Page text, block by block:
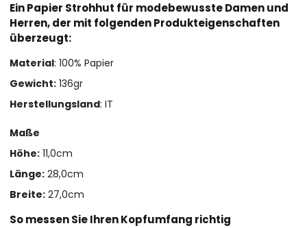
Ein Papier Strohhut für modebewusste Damen und
Herren, der mit folgenden Produkteigenschaften
überzeugt:
Material: 100% Papier
Gewicht: 136gr
Herstellungsland: IT
Maße
Höhe: 11,0cm
Länge: 28,0cm
Breite: 27,0cm
So messen Sie Ihren Kopfumfang richtig